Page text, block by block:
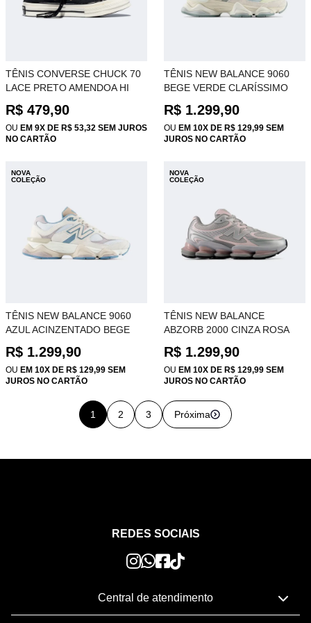
TÊNIS CONVERSE CHUCK 70
LACE PRETO AMENDOA HI
CT35920001
R$ 479,90
OU EM 9X DE R$ 53,32 SEM JUROS
NO CARTÃO
TÊNIS NEW BALANCE 9060
BEGE VERDE CLARÍSSIMO
U90609RW
R$ 1.299,90
OU EM 10X DE R$ 129,99 SEM
JUROS NO CARTÃO
NOVA
COLEÇÃO
TÊNIS NEW BALANCE 9060
AZUL ACINZENTADO BEGE
CLARO U90601RJ
R$ 1.299,90
OU EM 10X DE R$ 129,99 SEM
JUROS NO CARTÃO
NOVA
COLEÇÃO
TÊNIS NEW BALANCE
ABZORB 2000 CINZA ROSA
CLARO U200035P
R$ 1.299,90
OU EM 10X DE R$ 129,99 SEM
JUROS NO CARTÃO
1 2 3 Próxima
REDES SOCIAIS
Central de atendimento